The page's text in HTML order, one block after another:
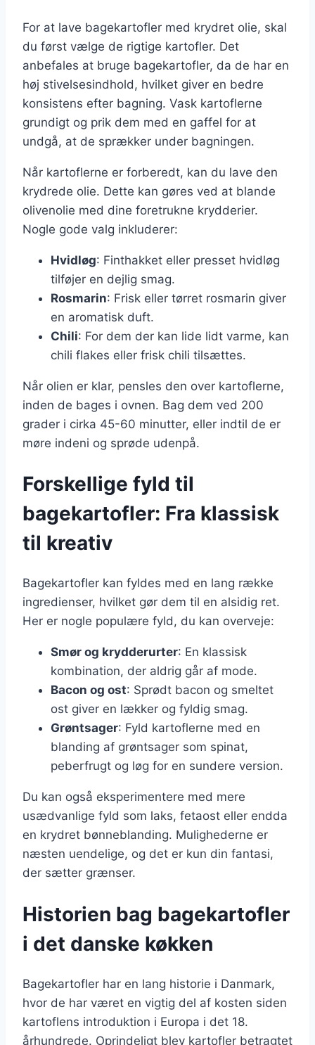
For at lave bagekartofler med krydret olie, skal
du først vælge de rigtige kartofler. Det
anbefales at bruge bagekartofler, da de har en
høj stivelsesindhold, hvilket giver en bedre
konsistens efter bagning. Vask kartoflerne
grundigt og prik dem med en gaffel for at
undgå, at de sprækker under bagningen.
Når kartoflerne er forberedt, kan du lave den
krydrede olie. Dette kan gøres ved at blande
olivenolie med dine foretrukne krydderier.
Nogle gode valg inkluderer:
Hvidløg: Finthakket eller presset hvidløg
tilføjer en dejlig smag.
Rosmarin: Frisk eller tørret rosmarin giver
en aromatisk duft.
Chili: For dem der kan lide lidt varme, kan
chili flakes eller frisk chili tilsættes.
Når olien er klar, pensles den over kartoflerne,
inden de bages i ovnen. Bag dem ved 200
grader i cirka 45-60 minutter, eller indtil de er
møre indeni og sprøde udenpå.
Forskellige fyld til
bagekartofler: Fra klassisk
til kreativ
Bagekartofler kan fyldes med en lang række
ingredienser, hvilket gør dem til en alsidig ret.
Her er nogle populære fyld, du kan overveje:
Smør og krydderurter: En klassisk
kombination, der aldrig går af mode.
Bacon og ost: Sprødt bacon og smeltet
ost giver en lækker og fyldig smag.
Grøntsager: Fyld kartoflerne med en
blanding af grøntsager som spinat,
peberfrugt og løg for en sundere version.
Du kan også eksperimentere med mere
usædvanlige fyld som laks, fetaost eller endda
en krydret bønneblanding. Mulighederne er
næsten uendelige, og det er kun din fantasi,
der sætter grænser.
Historien bag bagekartofler
i det danske køkken
Bagekartofler har en lang historie i Danmark,
hvor de har været en vigtig del af kosten siden
kartoflens introduktion i Europa i det 18.
århundrede. Oprindeligt blev kartofler betragtet